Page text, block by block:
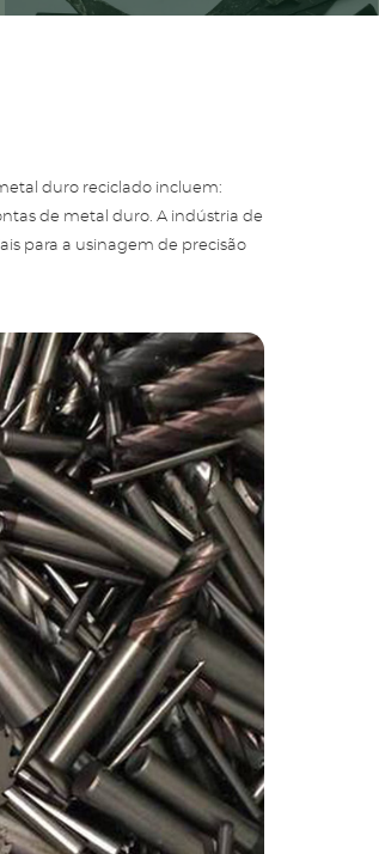
duro reciclado incluem:
de metal duro. A indústria de
para a usinagem de precisão